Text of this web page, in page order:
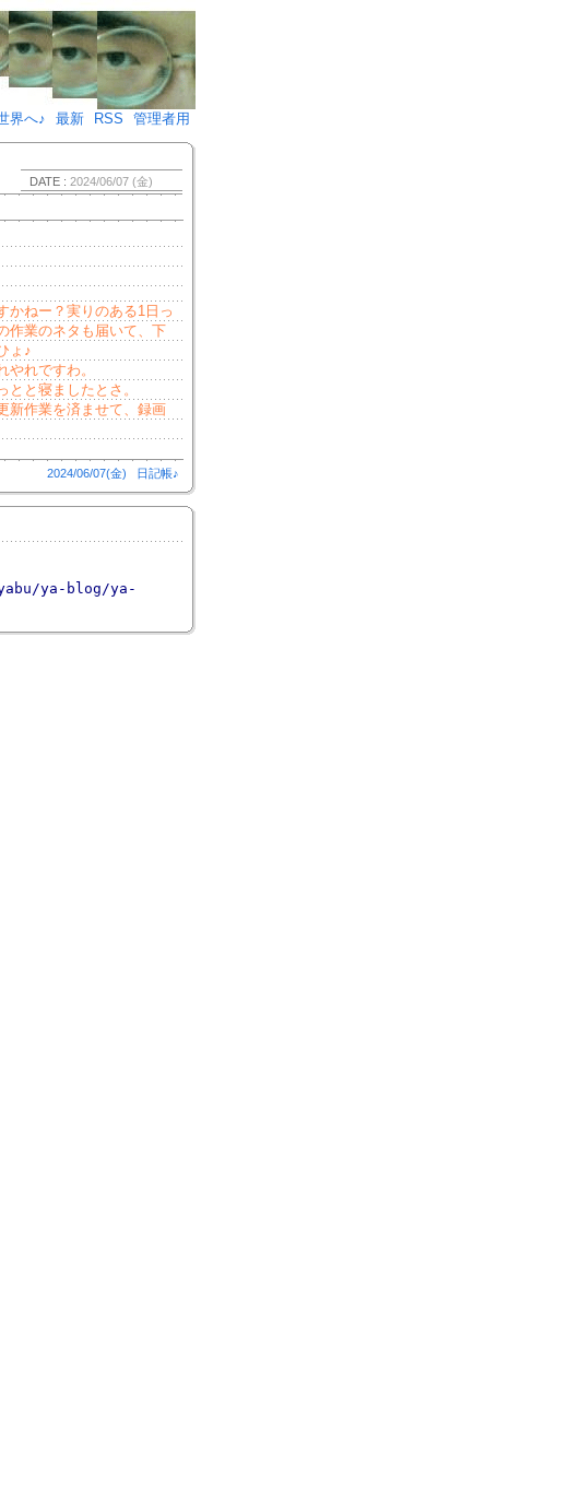
･･･♪)÷2
界へ♪
最新 RSS 管理者用
DATE : 2024/06/07 (金)
ねー？実りのある1日っ
作業のネタも届いて、下
ょ♪
れですわ。
と寝ましたとさ。
新作業を済ませて、録画
2024/06/07(金) 日記帳♪
ya-blog/ya-